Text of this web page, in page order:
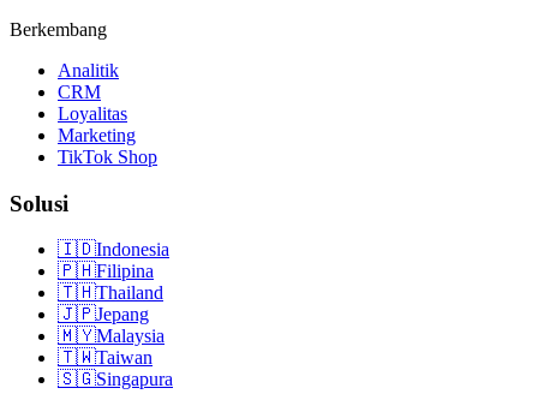
Berkembang
Analitik
CRM
Loyalitas
Marketing
TikTok Shop
Solusi
🇮🇩Indonesia
🇵🇭Filipina
🇹🇭Thailand
🇯🇵Jepang
🇲🇾Malaysia
🇹🇼Taiwan
🇸🇬Singapura